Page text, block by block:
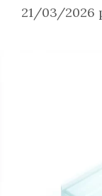
21/03/2026